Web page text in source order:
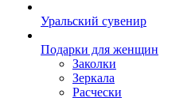
Уральский сувенир
Подарки для женщин
Заколки
Зеркала
Расчески